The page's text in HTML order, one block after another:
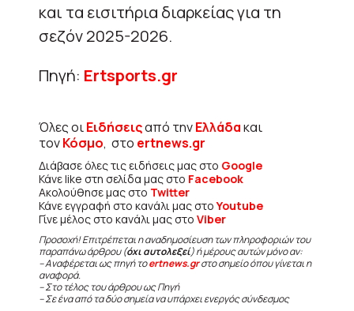
και τα εισιτήρια διαρκείας για τη
σεζόν 2025-2026.
Πηγή: Εrtsports.gr
Όλες οιΕιδήσειςαπό τηνΕλλάδακαι
τονΚόσμο, στο ertnews.gr
Διάβασε όλες τις ειδήσεις μας στο Google
Κάνε like στη σελίδα μας στο Facebook
Ακολούθησε μας στο Twitter
Κάνε εγγραφή στο κανάλι μας στοYoutube
Γίνε μέλος στο κανάλι μας στο Viber
Προσοχή! Επιτρέπεται η αναδημοσίευση των πληροφοριών του
παραπάνω άρθρου (όχι αυτολεξεί) ή μέρους αυτών μόνο αν:
– Αναφέρεται ως πηγή τοertnews.grστο σημείο όπου γίνεται η
αναφορά.
– Στο τέλος του άρθρου ως Πηγή
– Σε ένα από τα δύο σημεία να υπάρχει ενεργός σύνδεσμος